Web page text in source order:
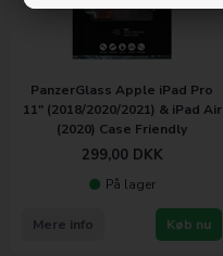
PanzerGlass Apple iPad Pro
11" (2018/2020/2021) & iPad Air
(2020) Case Friendly
299,00 DKK
På lager
Køb nu
Mere info